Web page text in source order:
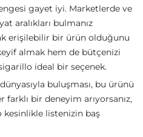
gayet iyi. Marketlerde ve
aralıkları bulmanız
erişilebilir bir ürün olduğunu
almak hem de bütçenizi
ideal bir seçenek.
buluşması, bu ürünü
farklı bir deneyim arıyorsanız,
kesinlikle listenizin baş